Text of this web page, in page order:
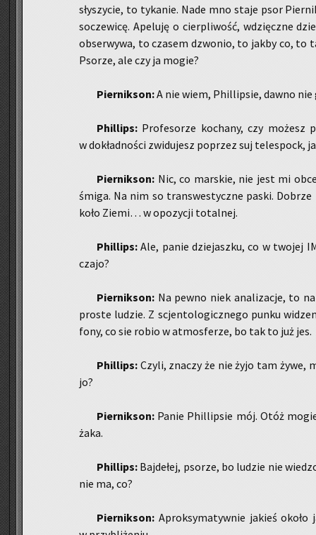
sły­szy­cie, to ty­ka­nie. Nade mno staje psor
so­cze­wi­cę. Ape­lu­ję o cier­pli­wość, wdzięcz­ne
ob­ser­wy­wa, to cza­sem dzwo­nio, to jakby co, to
Pso­rze, ale czy ja mogie?
Pier­nik­son:A nie wiem, Phil­lip­sie, dawno nie
Phil­lips: Pro­fe­so­rze ko­cha­ny, czy mo­żesz
w do­kład­no­ści zwi­du­jesz po­przez suj te­le­spock,
Pier­nik­son: Nic, co mar­skie, nie jest mi
śmiga. Na nim so trans­we­stycz­ne paski.
koło Ziemi… w opo­zy­cji to­tal­nej.
Phil­lips: Ale, panie dzie­jasz­ku, co w two­jej
cza­jo?
Pier­nik­son: Na pewno niek ana­li­za­cje, to
pro­ste lu­dzie. Z scjen­to­lo­gicz­ne­go punku
fo­ny, co sie robio w at­mos­fe­rze, bo tak to już jes.
Phil­lips: Czyli, zna­czy że nie żyjo tam
jo?
Pier­nik­son: Panie Phil­lip­sie mój. Otóż
ża­ka.
Phil­lips: Baj­de­łej, pso­rze, bo lu­dzie nie
nie ma, co?
Pier­nik­son: Aprok­sy­ma­tyw­nie ja­kieś